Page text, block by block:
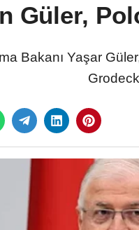
Güler,
Bakanı Yaşar